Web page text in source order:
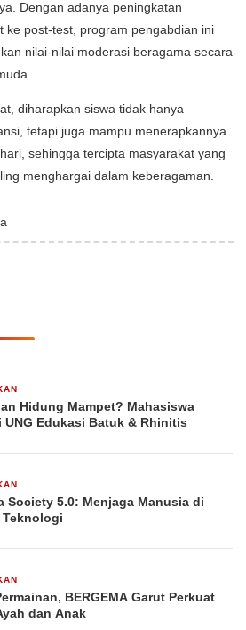
Dengan adanya peningkatan
ke post-test, program pengabdian ini
nilai-nilai moderasi beragama secara
diharapkan siswa tidak hanya
tetapi juga mampu menerapkannya
sehingga tercipta masyarakat yang
menghargai dalam keberagaman.
Hidung Mampet? Mahasiswa
UNG Edukasi Batuk & Rhinitis
Society 5.0: Menjaga Manusia di
Teknologi
BERGEMA Garut Perkuat
dan Anak